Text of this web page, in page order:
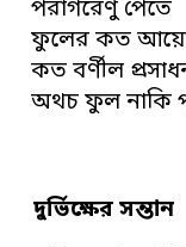
পরাগরেণু পেতে
ফুলের কত
কত বর্ণীল
অথচ ফুল নাকি
দুর্ভিক্ষের সন্তান